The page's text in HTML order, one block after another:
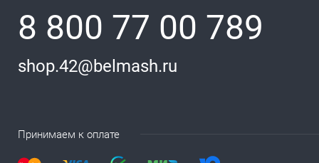
8 800 77 00 789
shop.42@belmash.ru
Принимаем к оплате